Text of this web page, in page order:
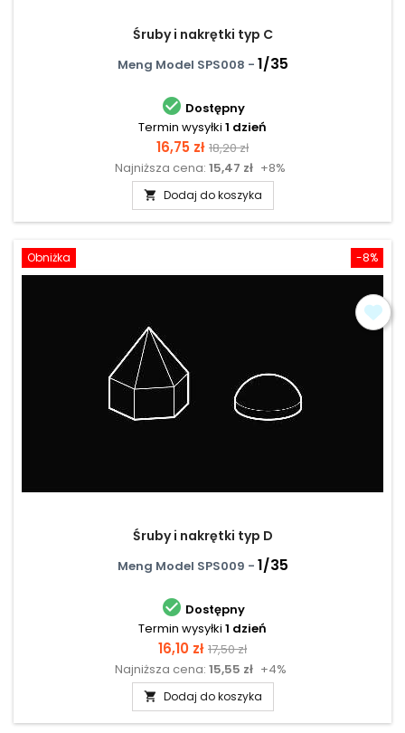
Śruby i nakrętki typ C
Meng Model SPS008 - 1/35
 Dostępny
Termin wysyłki 1 dzień
Cena
16,75 zł Cena
podstawowa
18,20 zł
Najniższa cena: 15,47 zł +8%
 Dodaj do koszyka
-8%
Obniżka
Śruby i nakrętki typ D
Meng Model SPS009 - 1/35
 Dostępny
Termin wysyłki 1 dzień
Cena
16,10 zł Cena
podstawowa
17,50 zł
Najniższa cena: 15,55 zł +4%
 Dodaj do koszyka